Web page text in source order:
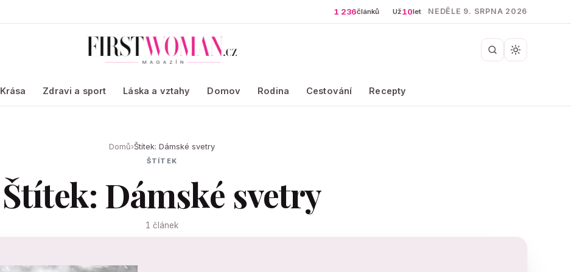
1 236článků Už10let NEDĚLE 9. SRPNA 2026
Krása Zdravi a sport Láska a vztahy Domov Rodina Cestování Recepty
Domů›Štítek: Dámské svetry
ŠTÍTEK
Štítek: Dámské svetry
1 článek